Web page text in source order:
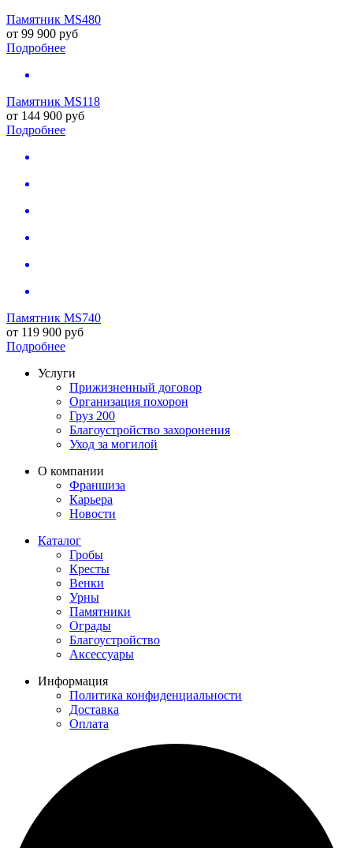
Памятник MS480
от 99 900 руб
Подробнее
Памятник MS118
от 144 900 руб
Подробнее
Памятник MS740
от 119 900 руб
Подробнее
Услуги
Прижизненный договор
Организация похорон
Груз 200
Благоустройство захоронения
Уход за могилой
О компании
Франшиза
Карьера
Новости
Каталог
Гробы
Кресты
Венки
Урны
Памятники
Ограды
Благоустройство
Аксессуары
Информация
Политика конфиденциальности
Доставка
Оплата